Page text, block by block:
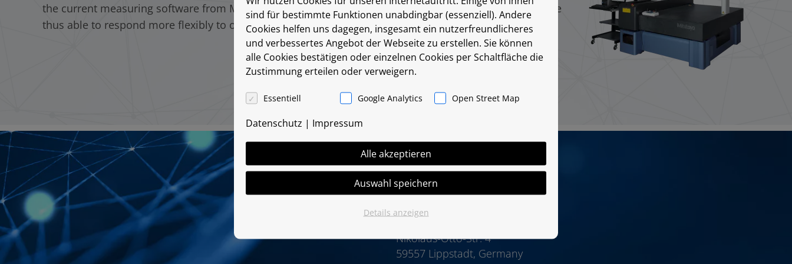
the current measuring software from Mitutoyo. Due to the high compatibility with existing CMMs, we are
thus able to respond more flexibly to our customers and to react.
www.f3dm.de
Nikolaus-Otto-Str. 4
59557 Lippstadt, Germany
sind für bestimmte Funktionen unabdingbar (essenziell). Andere
Cookies helfen uns dagegen, insgesamt ein nutzerfreundlicheres
und verbessertes Angebot der Webseite zu erstellen. Sie können
alle Cookies bestätigen oder einzelnen Cookies per Schaltfläche die
Zustimmung erteilen oder verweigern.
Essentiell Google Analytics Open Street Map
Datenschutz | Impressum
Alle akzeptieren
Auswahl speichern
Details anzeigen